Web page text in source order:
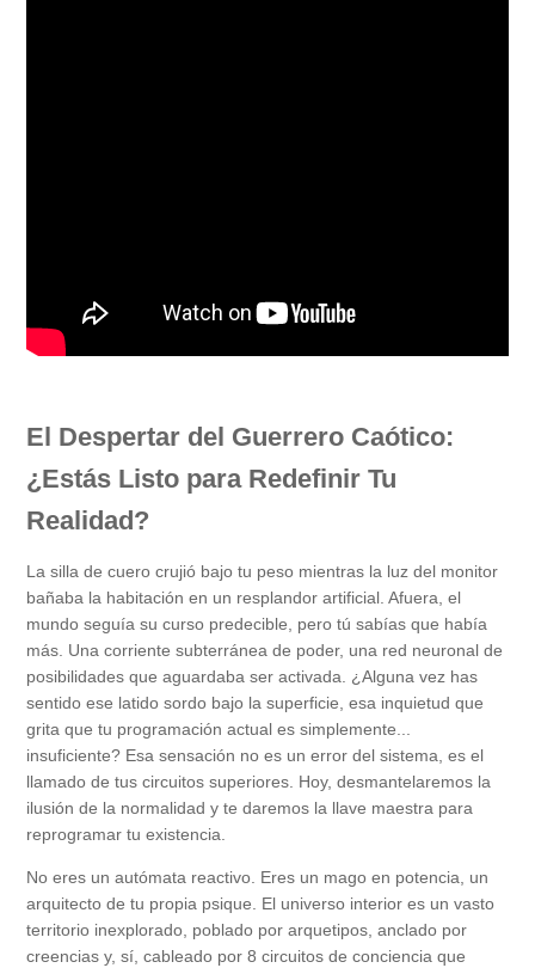
El Despertar del Guerrero Caótico:
¿Estás Listo para Redefinir Tu
Realidad?
La silla de cuero crujió bajo tu peso mientras la luz del monitor
bañaba la habitación en un resplandor artificial. Afuera, el
mundo seguía su curso predecible, pero tú sabías que había
más. Una corriente subterránea de poder, una red neuronal de
posibilidades que aguardaba ser activada. ¿Alguna vez has
sentido ese latido sordo bajo la superficie, esa inquietud que
grita que tu programación actual es simplemente...
insuficiente? Esa sensación no es un error del sistema, es el
llamado de tus circuitos superiores. Hoy, desmantelaremos la
ilusión de la normalidad y te daremos la llave maestra para
reprogramar tu existencia.
No eres un autómata reactivo. Eres un mago en potencia, un
arquitecto de tu propia psique. El universo interior es un vasto
territorio inexplorado, poblado por arquetipos, anclado por
creencias y, sí, cableado por 8 circuitos de conciencia que